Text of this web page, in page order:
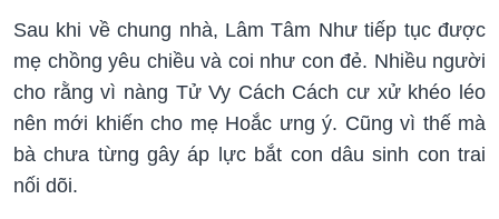
Sau khi về chung nhà, Lâm Tâm Như tiếp tục được
mẹ chồng yêu chiều và coi như con đẻ. Nhiều người
cho rằng vì nàng Tử Vy Cách Cách cư xử khéo léo
nên mới khiến cho mẹ Hoắc ưng ý. Cũng vì thế mà
bà chưa từng gây áp lực bắt con dâu sinh con trai
nối dõi.